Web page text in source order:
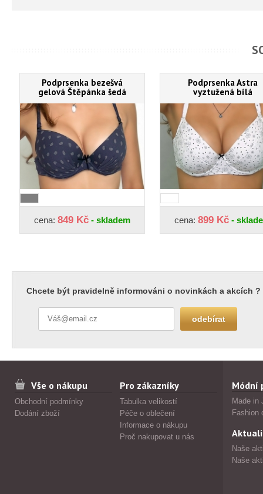
Podprsenka bezešvá
gelová Štěpánka šedá
cena: 849 Kč - skladem
Podprsenka Astra
vyztužená bílá
cena: 899 Kč -
Chcete být pravidelně informováni o novinkách a akcích ?
Vše o nákupu
Obchodní podmínky
Dodání zboží
Pro zákazníky
Tabulka velikostí
Péče o oblečení
Informace o nákupu
Proč nakupovat u nás
Módní
Made in
Fashion
Naše
Naše